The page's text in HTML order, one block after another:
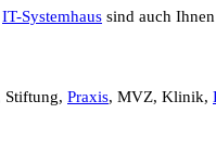
IT-Systemhaus sind auch
Stiftung, Praxis, MVZ, Klinik,